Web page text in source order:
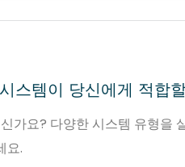
스템이 당신에게 적합
가요? 다양한 시스템 유형을
요.